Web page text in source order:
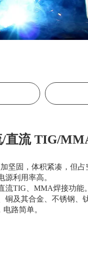
直流 TIG/
坚固，体积紧凑，但占
源利用率高。
流TIG、MMA焊接功能。
铜及其合金、不锈钢、
路简单。